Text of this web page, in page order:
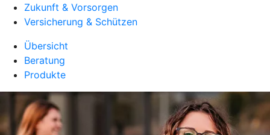
Zukunft & Vorsorgen
Versicherung & Schützen
Übersicht
Beratung
Produkte